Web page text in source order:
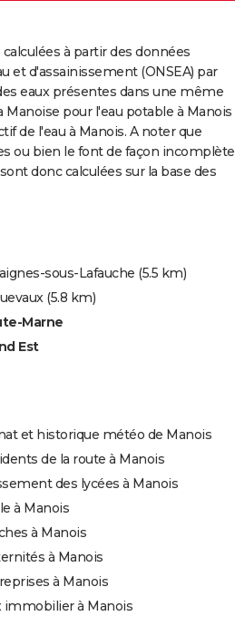
à partir des données
et d'assainissement (ONSEA) par
eaux présentes dans une même
pour l'eau potable à Manois
de l'eau à Manois. A noter que
ou bien le font de façon incomplète
donc calculées sur la base des
sous-Lafauche (5.5 km)
(5.8 km)
Marne
Est
et historique météo de Manois
de la route à Manois
des lycées à Manois
à Manois
à Manois
à Manois
à Manois
immobilier à Manois